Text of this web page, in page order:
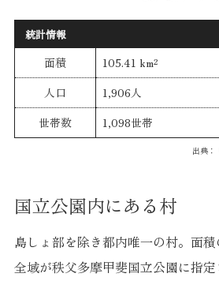
統計情報
面積
105.41 km²
人口
1,906人
世帯数
1,098世帯
出典：
国立公園内にある村
島しょ部を除き都内唯一の村。面
全域が秩父多摩甲斐国立公園に指